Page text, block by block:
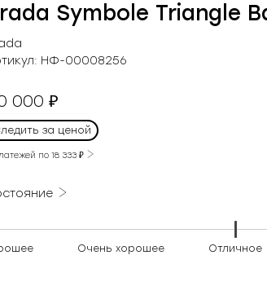
Symbole Triangle
НФ-00008256
000 ₽
за ценой
по 18 333 ₽
Очень хорошее Отличное